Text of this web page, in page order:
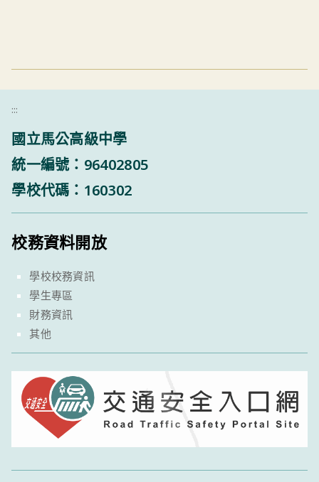
:::
國立馬公高級中學
統一編號：96402805
學校代碼：160302
校務資料開放
學校校務資訊
學生專區
財務資訊
其他